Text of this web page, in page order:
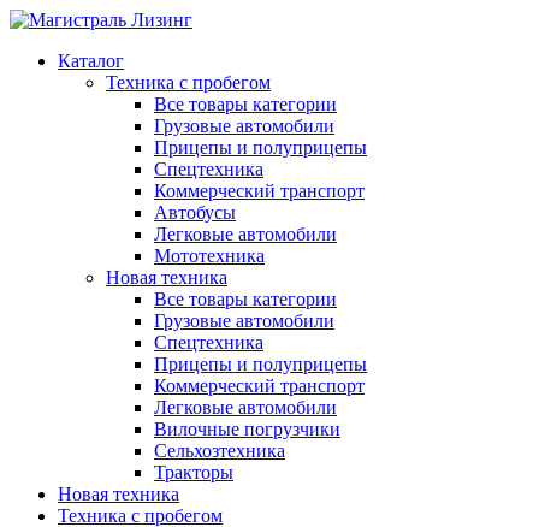
Каталог
Техника с пробегом
Все товары категории
Грузовые автомобили
Прицепы и полуприцепы
Спецтехника
Коммерческий транспорт
Автобусы
Легковые автомобили
Мототехника
Новая техника
Все товары категории
Грузовые автомобили
Спецтехника
Прицепы и полуприцепы
Коммерческий транспорт
Легковые автомобили
Вилочные погрузчики
Сельхозтехника
Тракторы
Новая техника
Техника с пробегом